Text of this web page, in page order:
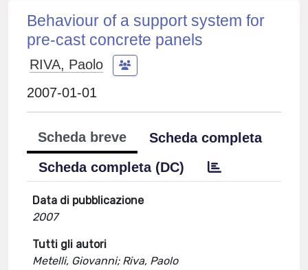
Behaviour of a support system for
pre-cast concrete panels
RIVA, Paolo
2007-01-01
Scheda breve
Scheda completa
Scheda completa (DC)
Data di pubblicazione
2007
Tutti gli autori
Metelli, Giovanni; Riva, Paolo